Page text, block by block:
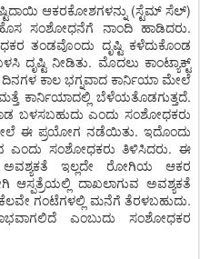
ಆಕರಕೋಶಗಳನ್ನು (ಸ್ಟೆಮ್ ಸೆಲ್)
ಸಂಶೋಧನೆಗೆ ನಾಂದಿ ಹಾಡಿದರು.
ತಂಡವೊಂದು ದೃಷ್ಟಿ ಕಳೆದುಕೊಂಡ
ನೀಡಿತು. ಮೊದಲು ಕಾಂಟ್ಯಾಕ್ಟ್
ಕಾಲ ಭಗ್ನವಾದ ಕಾರ್ನಿಯಾ ಮೇಲೆ
ಕಾರ್ನಿಯಾದಲ್ಲಿ ಬೆಳೆಯತೊಡಗುತ್ತದೆ.
ಬಳಸಬಹುದು ಎಂದು ಸಂಶೋಧಕರು
ಈ ಪ್ರಯೋಗ ನಡೆಯಿತು. ಇದೊಂದು
ಸಂಶೋಧಕರು ತಿಳಿಸಿದರು. ಈ
ಅವಶ್ಯಕತೆ ಇಲ್ಲದೇ ರೋಗಿಯ ಆಕರ
ದಾಖಲಾಗುವ ಅವಶ್ಯಕತೆ
ಕೆಲವೇ ಗಂಟೆಗಳಲ್ಲಿ ಮನೆಗೆ ತೆರಳಬಹುದು.
ಎಂಬುದು ಸಂಶೋಧಕರ